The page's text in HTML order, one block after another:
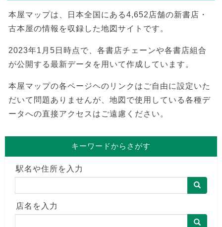
本屋マップは、日本全国にある4,652店舗の新書店・
古本屋の情報を収録した地図サイトです。
2023年1月5日時点で、各書店チェーンや各書店組合
が公開する最新データを用いて作成しています。
本屋マップの各ページヘのリンクはご自由に設定いた
だいて問題ありませんが、地図で使用している各種デ
ータへの直接アクセスはご遠慮ください。
キーワードからさがす
駅名や住所を入力
店名を入力